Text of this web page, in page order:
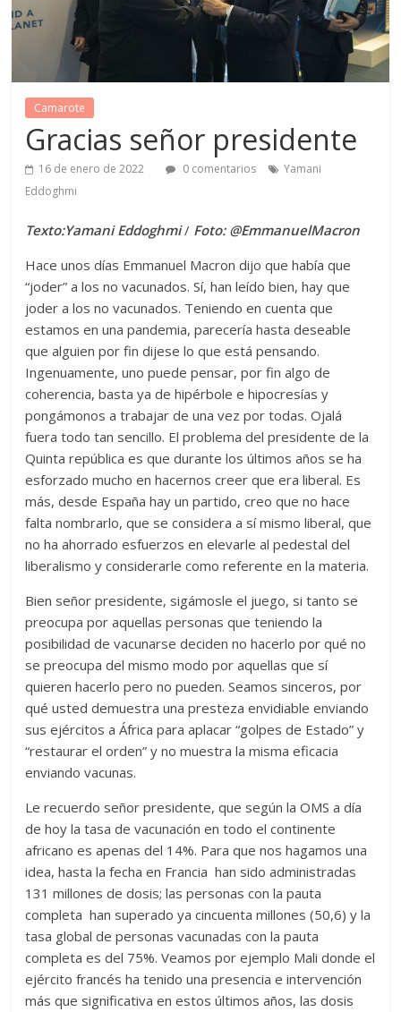
Camarote
Gracias señor presidente
16 de enero de 2022 0 comentarios
Yamani
Eddoghmi
Texto:YamaniEddoghmi/ Foto: @EmmanuelMacron
Hace unos días Emmanuel Macron dijo que había que
“joder” a los no vacunados. Sí, han leído bien, hay que
joder a los no vacunados. Teniendo en cuenta que
estamos en una pandemia, parecería hasta deseable
que alguien por fin dijese lo que está pensando.
Ingenuamente, uno puede pensar, por fin algo de
coherencia, basta ya de hipérbole e hipocresías y
pongámonos a trabajar de una vez por todas. Ojalá
fuera todo tan sencillo. El problema del presidente de la
Quinta república es que durante los últimos años se ha
esforzado mucho en hacernos creer que era liberal. Es
más, desde España hay un partido, creo que no hace
falta nombrarlo, que se considera a sí mismo liberal, que
no ha ahorrado esfuerzos en elevarle al pedestal del
liberalismo y considerarle como referente en la materia.
Bien señor presidente, sigámosle el juego, si tanto se
preocupa por aquellas personas que teniendo la
posibilidad de vacunarse deciden no hacerlo por qué no
se preocupa del mismo modo por aquellas que sí
quieren hacerlo pero no pueden. Seamos sinceros, por
qué usted demuestra una presteza envidiable enviando
sus ejércitos a África para aplacar “golpes de Estado” y
“restaurar el orden” y no muestra la misma eficacia
enviando vacunas.
Le recuerdo señor presidente, que según la OMS a día
de hoy la tasa de vacunación en todo el continente
africano es apenas del 14%. Para que nos hagamos una
idea, hasta la fecha en Francia han sido administradas
131 millones de dosis; las personas con la pauta
completa han superado ya cincuenta millones (50,6) y la
tasa global de personas vacunadas con la pauta
completa es del 75%. Veamos por ejemplo Mali donde el
ejército francés ha tenido una presencia e intervención
más que significativa en estos últimos años, las dosis